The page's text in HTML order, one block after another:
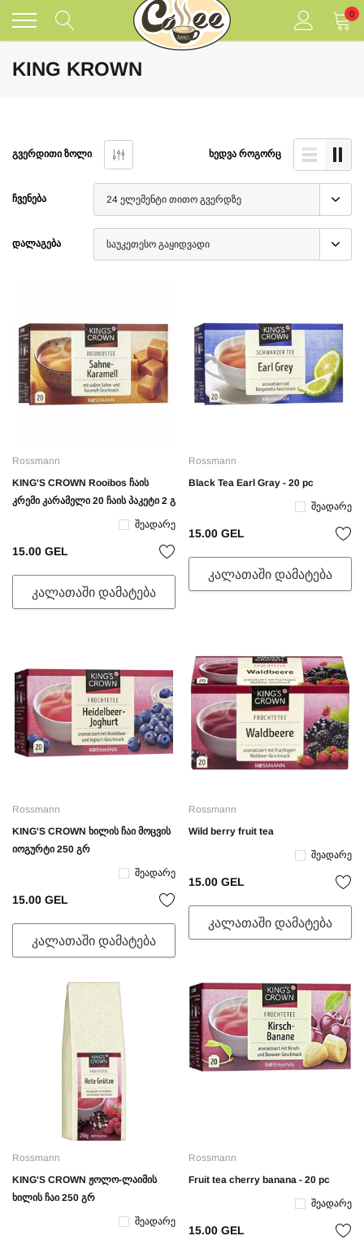
გადასვლა
0
KING KROWN
ᲒᲕᲔᲠᲓᲘᲗᲘ ᲖᲝᲚᲘ ᲮᲔᲓᲕᲐ ᲠᲝᲒᲝᲠᲪ
ᲩᲕᲔᲜᲔᲑᲐ
ᲓᲐᲚᲐᲒᲔᲑᲐ
Rossmann
KING'S CROWN Rooibos ჩაის
კრემი კარამელი 20 ჩაის პაკეტი 2 გ
Შეადარე
15.00 GEL
ᲙᲐᲚᲐᲗᲐᲨᲘ ᲓᲐᲛᲐᲢᲔᲑᲐ
Rossmann
Black Tea Earl Gray - 20 pc
Შეადარე
15.00 GEL
ᲙᲐᲚᲐᲗᲐᲨᲘ ᲓᲐᲛᲐᲢᲔᲑᲐ
Rossmann
KING'S CROWN ხილის ჩაი მოცვის
იოგურტი 250 გრ
Შეადარე
15.00 GEL
ᲙᲐᲚᲐᲗᲐᲨᲘ ᲓᲐᲛᲐᲢᲔᲑᲐ
Rossmann
Wild berry fruit tea
Შეადარე
15.00 GEL
ᲙᲐᲚᲐᲗᲐᲨᲘ ᲓᲐᲛᲐᲢᲔᲑᲐ
Rossmann
KING'S CROWN ჟოლო-ლაიმის
ხილის ჩაი 250 გრ
Შეადარე
Rossmann
Fruit tea cherry banana - 20 pc
Შეადარე
15.00 GEL